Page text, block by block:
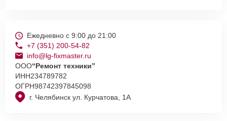
г. Челябинск ул. Курчатова, 1А
Ежедневно с 9:00 до 21:00
+7 (351) 200-54-82
info@lg-fixmaster.ru
ООО“Ремонт техники”
ИНН234789782
ОГРН98742397845098